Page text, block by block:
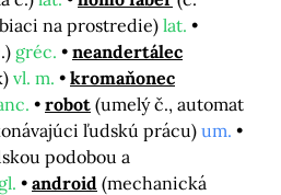
na prostredie) lat.
gréc.
neandertálec
vl. m.
kromaňonec
robot (umelý č., automat
ľudskú prácu) um.
podobou a
android (mechanická